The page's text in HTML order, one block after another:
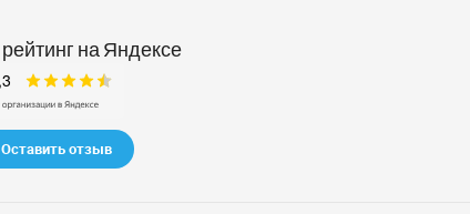
на Яндексе
отзыв